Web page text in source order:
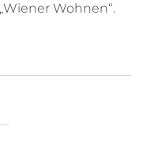
Wohnen“.